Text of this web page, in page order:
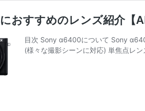
おすすめのレンズ紹介【
目次 Sony α6400について Sony
(様々な撮影シーンに対応) 単焦点レ